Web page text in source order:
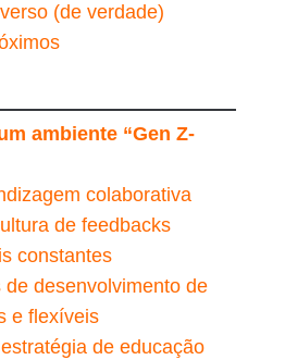
(de verdade)
ambiente “Gen Z-
colaborativa
de feedbacks
constantes
desenvolvimento de
e flexíveis
de educação